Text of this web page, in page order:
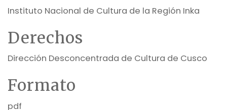
Instituto Nacional de Cultura de la Región Inka
Derechos
Dirección Desconcentrada de Cultura de Cusco
Formato
pdf